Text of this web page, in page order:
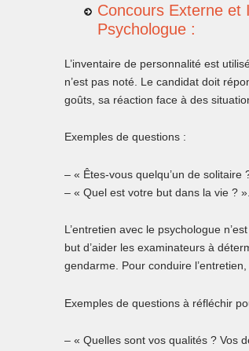
Concours Externe et
Psychologue :
L’inventaire de personnalité est
n’est pas noté. Le candidat doit
goûts, sa réaction face à des
Exemples de questions :
– « Êtes-vous quelqu’un de solitaire
– « Quel est votre but dans la vie ? ».
L’entretien avec le psychologue
but d’aider les examinateurs à
gendarme. Pour conduire
Exemples de questions à réfléchir
– « Quelles sont vos qualités ? Vos